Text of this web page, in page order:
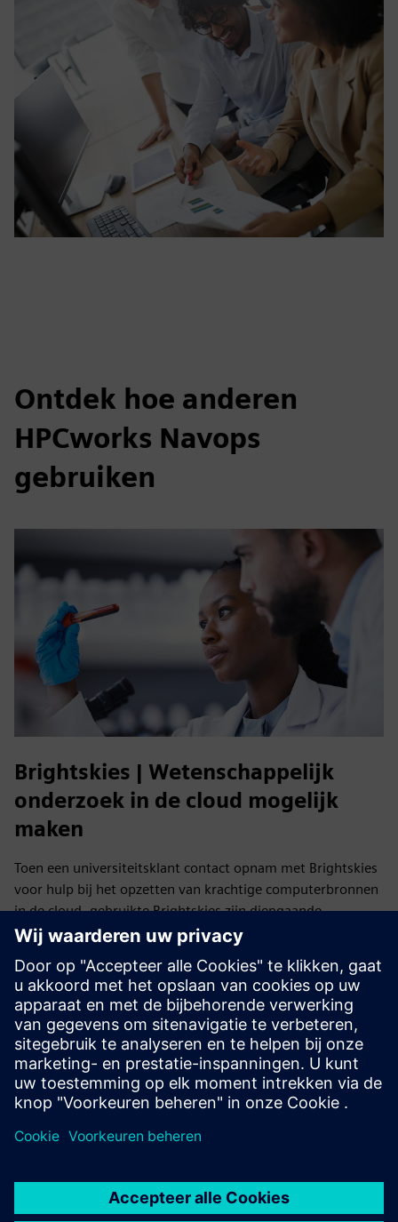
Ontdek hoe anderen
HPCworks Navops
gebruiken
Brightskies | Wetenschappelijk
onderzoek in de cloud mogelijk
maken
Toen een universiteitsklant contact opnam met Brightskies
voor hulp bij het opzetten van krachtige computerbronnen
in de cloud, gebruikte Brightskies zijn diepgaande
technische expertise om onderzoek te doen, te testen en
om HPCworks Navops op AWS te implementeren,
waardoor schaalbaar, hoogwaardig wetenschappelijk
onderzoek mogelijk werd.
Lezen